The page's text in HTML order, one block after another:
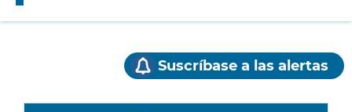
Suscríbase a las alertas